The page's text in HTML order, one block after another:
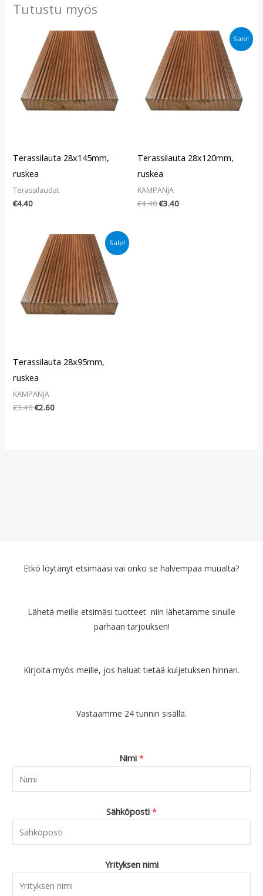
Tutustu myös
Terassilauta 28x145mm,
ruskea
Terassilaudat
€4.40
Sale!
Terassilauta 28x120mm,
ruskea
KAMPANJA
€4.40
Alkuperäinen
hinta
oli:
€4.40.
€3.40
Nykyinen
hinta
on:
€3.40.
Sale!
Terassilauta 28x95mm,
ruskea
KAMPANJA
€3.40
Alkuperäinen
hinta
oli:
€3.40.
€2.60
Nykyinen
hinta
on:
€2.60.
Etkö löytänyt etsimääsi vai onko se halvempaa muualta?
Lähetä meille etsimäsi tuotteet niin lähetämme sinulle
parhaan tarjouksen!
Kirjoita myös meille, jos haluat tietää kuljetuksen hinnan.
Vastaamme 24 tunnin sisällä.
Nimi *
Sähköposti *
Yrityksen nimi